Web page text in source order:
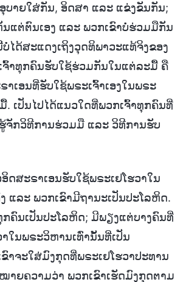
ບາຍໃສ່ກັນ, ອິດສາ ແລະ ແຂ່ງຂັນກັນ;
ແຕ່ຕົນເອງ ແລະ ພວກເຂົາບໍ່ຮ່ວມມືກັນ
ໄດ້ສະແດງເຖິງວຸດທິພາວະແທ້ຈິງຂອງ
ຈົ້າທຸກຄົນຮັບໃຊ້ຮ່ວມກັນໃນແຕ່ລະມື້ ຄື
ເອນທີ່ຮັບໃຊ້ພຣະເຈົ້າເອງໃນພຣະ
. ເປັນໄປໄດ້ແນວໃດທີ່ພວກເຈົ້າທຸກຄົນທີ່
ຈັກວິທີການຮ່ວມມື ແລະ ວິທີການຮັບ
ດສະຣາເອນຮັບໃຊ້ພຣະເຢໂຮວາໃນ
ແລະ ພວກເຂົາມີຖານະເປັນປະໂລຫິດ.
ຄົນເປັນປະໂລຫິດ; ມີພຽງແຕ່ບາງຄົນທີ່
ໃນພຣະວິຫານເທົ່ານັ້ນທີ່ເປັນ
າຈະໃສ່ມົງກຸດທີ່ພຣະເຢໂຮວາປະທານ
າຍຄວາມວ່າ ພວກເຂົາເຮັດມົງກຸດຕາມ